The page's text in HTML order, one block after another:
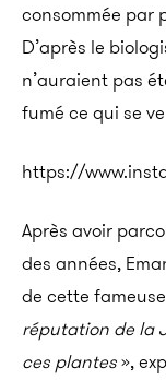
consommée par
D’après le
n’auraient pas
fumé ce qui se
https://
Après avoir
des années,
de cette
réputation de la
ces plantes»,